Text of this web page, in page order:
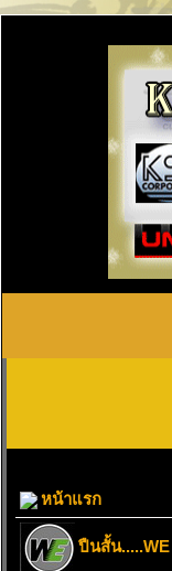
หน้าแรก
ปืนสั้น.....WE